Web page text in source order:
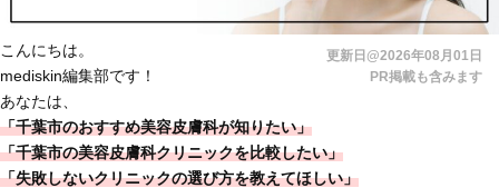
更新日@2026年08月01日
PR掲載も含みます
こんにちは。
mediskin編集部です！
あなたは、
「千葉市のおすすめ美容皮膚科が知りたい」
「千葉市の美容皮膚科クリニックを比較したい」
「失敗しないクリニックの選び方を教えてほしい」